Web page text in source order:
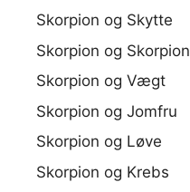
Skorpion og Skytte
Skorpion og Skorpion
Skorpion og Vægt
Skorpion og Jomfru
Skorpion og Løve
Skorpion og Krebs